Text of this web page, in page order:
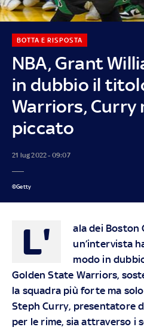
NBA, Grant
in dubbio il
Warriors, Curry
piccato
BOTTA E RISPOSTA
21 lug 2022 - 09:07
©Getty
L'
ala dei Boston
un’intervista
modo in
Golden State Warriors,
la squadra più forte ma
Steph Curry, presentatore
per le rime, sia attraverso i